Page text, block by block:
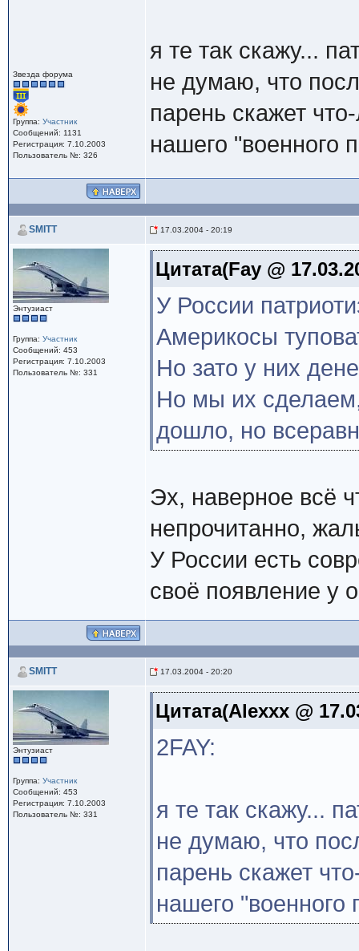
Звезда форума
Группа: Участник
Сообщений: 1131
Регистрация: 7.10.2003
Пользователь №: 326
я те так скажу...
не думаю, что
парень скажет
нашего "военного
SMITT 17.03.2004 - 20:19
Энтузиаст
Группа: Участник
Сообщений: 453
Регистрация: 7.10.2003
Пользователь №: 331
Цитата(Fay @
У России
Америкосы
Но зато у них
Но мы их
дошло, но
Эх, наверное всё
непрочитанно,
У России есть
своё появление у
SMITT 17.03.2004 - 20:20
Энтузиаст
Группа: Участник
Сообщений: 453
Регистрация: 7.10.2003
Пользователь №: 331
Цитата(Alexxx @
2FAY:
я те так скажу...
не думаю, что
парень скажет
нашего "военного